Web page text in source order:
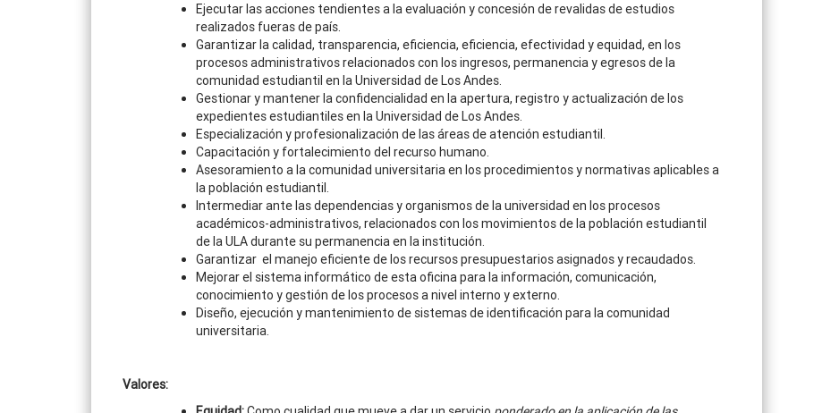
Ejecutar las acciones tendientes a la evaluación y concesión de revalidas de estudios
realizados fueras de país.
Garantizar la calidad, transparencia, eficiencia, eficiencia, efectividad y equidad, en los
procesos administrativos relacionados con los ingresos, permanencia y egresos de la
comunidad estudiantil en la Universidad de Los Andes.
Gestionar y mantener la confidencialidad en la apertura, registro y actualización de los
expedientes estudiantiles en la Universidad de Los Andes.
Especialización y profesionalización de las áreas de atención estudiantil.
Capacitación y fortalecimiento del recurso humano.
Asesoramiento a la comunidad universitaria en los procedimientos y normativas aplicables a
la población estudiantil.
Intermediar ante las dependencias y organismos de la universidad en los procesos
académicos-administrativos, relacionados con los movimientos de la población estudiantil
de la ULA durante su permanencia en la institución.
Garantizar el manejo eficiente de los recursos presupuestarios asignados y recaudados.
Mejorar el sistema informático de esta oficina para la información, comunicación,
conocimiento y gestión de los procesos a nivel interno y externo.
Diseño, ejecución y mantenimiento de sistemas de identificación para la comunidad
universitaria.
Valores: